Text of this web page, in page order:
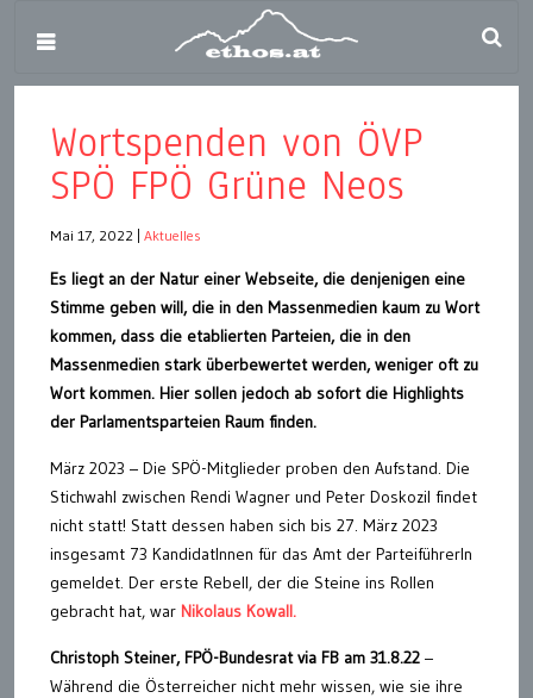
Wortspenden von ÖVP
SPÖ FPÖ Grüne Neos
Mai 17, 2022 Aktuelles
Es liegt an der Natur einer Webseite, die denjenigen eine
Stimme geben will, die in den Massenmedien kaum zu Wort
kommen, dass die etablierten Parteien, die in den
Massenmedien stark überbewertet werden, weniger oft zu
Wort kommen. Hier sollen jedoch ab sofort die Highlights
der Parlamentsparteien Raum finden.
März 2023 – Die SPÖ-Mitglieder proben den Aufstand. Die
Stichwahl zwischen Rendi Wagner und Peter Doskozil findet
nicht statt! Statt dessen haben sich bis 27. März 2023
insgesamt 73 KandidatInnen für das Amt der ParteiführerIn
gemeldet. Der erste Rebell, der die Steine ins Rollen
gebracht hat, war Nikolaus Kowall.
Christoph Steiner, FPÖ-Bundesrat via FB am 31.8.22 –
Während die Österreicher nicht mehr wissen, wie sie ihre